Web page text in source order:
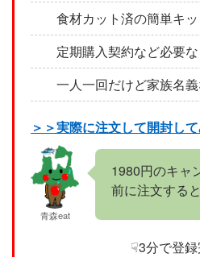
食材カット済の簡単キ
定期購入契約など必要
一人一回だけど家族名義
＞＞実際に注文して開封し
青森eat
1980円のキャ
前に注文する
☟3分で登